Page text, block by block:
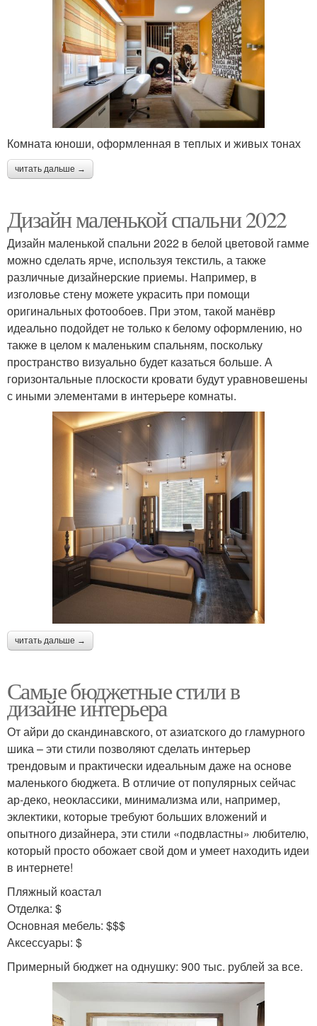
Комната юноши, оформленная в теплых и живых тонах
читать дальше →
Дизайн маленькой спальни 2022
Дизайн маленькой спальни 2022 в белой цветовой гамме
можно сделать ярче, используя текстиль, а также
различные дизайнерские приемы. Например, в
изголовье стену можете украсить при помощи
оригинальных фотообоев. При этом, такой манёвр
идеально подойдет не только к белому оформлению, но
также в целом к маленьким спальням, поскольку
пространство визуально будет казаться больше. А
горизонтальные плоскости кровати будут уравновешены
с иными элементами в интерьере комнаты.
читать дальше →
Самые бюджетные стили в
дизайне интерьера
От айри до скандинавского, от азиатского до гламурного
шика – эти стили позволяют сделать интерьер
трендовым и практически идеальным даже на основе
маленького бюджета. В отличие от популярных сейчас
ар-деко, неоклассики, минимализма или, например,
эклектики, которые требуют больших вложений и
опытного дизайнера, эти стили «подвластны» любителю,
который просто обожает свой дом и умеет находить идеи
в интернете!
Пляжный коастал
Отделка: $
Основная мебель: $$$
Аксессуары: $
Примерный бюджет на однушку: 900 тыс. рублей за все.